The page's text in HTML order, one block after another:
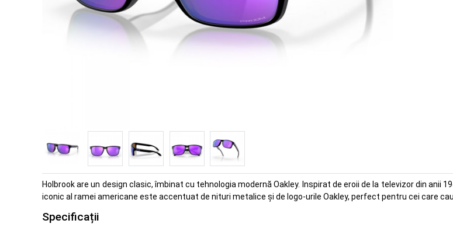
Holbrook are un design clasic, îmbinat cu tehnologia modernă Oakley. Inspirat de eroii de la televizor din anii
iconic al ramei americane este accentuat de nituri metalice și de logo-urile Oakley, perfect pentru cei care
Specificații